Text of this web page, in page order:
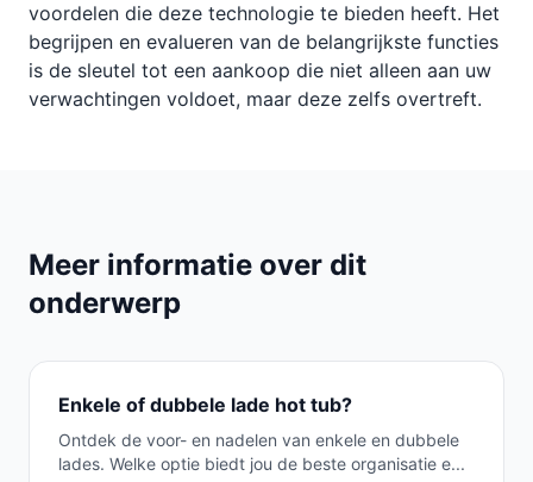
voordelen die deze technologie te bieden heeft. Het
begrijpen en evalueren van de belangrijkste functies
is de sleutel tot een aankoop die niet alleen aan uw
verwachtingen voldoet, maar deze zelfs overtreft.
Meer informatie over dit
onderwerp
Enkele of dubbele lade hot tub?
Ontdek de voor- en nadelen van enkele en dubbele
lades. Welke optie biedt jou de beste organisatie e...